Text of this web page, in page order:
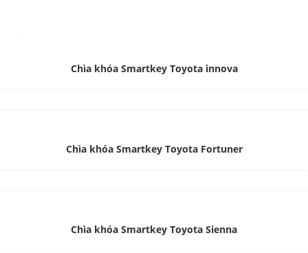
Chìa khóa Smartkey Toyota innova
Chìa khóa Smartkey Toyota Fortuner
Chìa khóa Smartkey Toyota Sienna